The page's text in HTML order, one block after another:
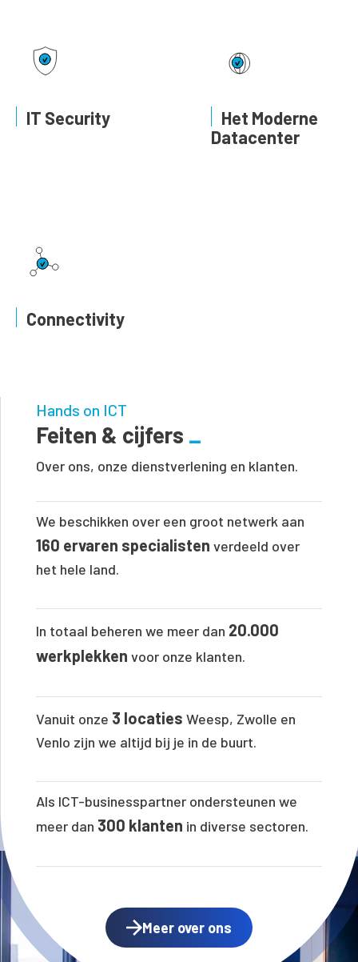
IT Security
Het Moderne
Datacenter
Connectivity
Hands on ICT
Feiten & cijfers
Over ons, onze dienstverlening en klanten.
We beschikken over een groot netwerk aan
160 ervaren specialisten verdeeld over
het hele land.
In totaal beheren we meer dan 20.000
werkplekken voor onze klanten.
Vanuit onze 3 locaties Weesp, Zwolle en
Venlo zijn we altijd bij je in de buurt.
Als ICT-businesspartner ondersteunen we
meer dan 300 klanten in diverse sectoren.
Meer over ons